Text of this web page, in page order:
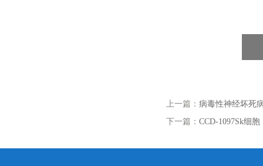
上一篇： 病毒性神经坏死
下一篇： CCD-1097Sk细胞